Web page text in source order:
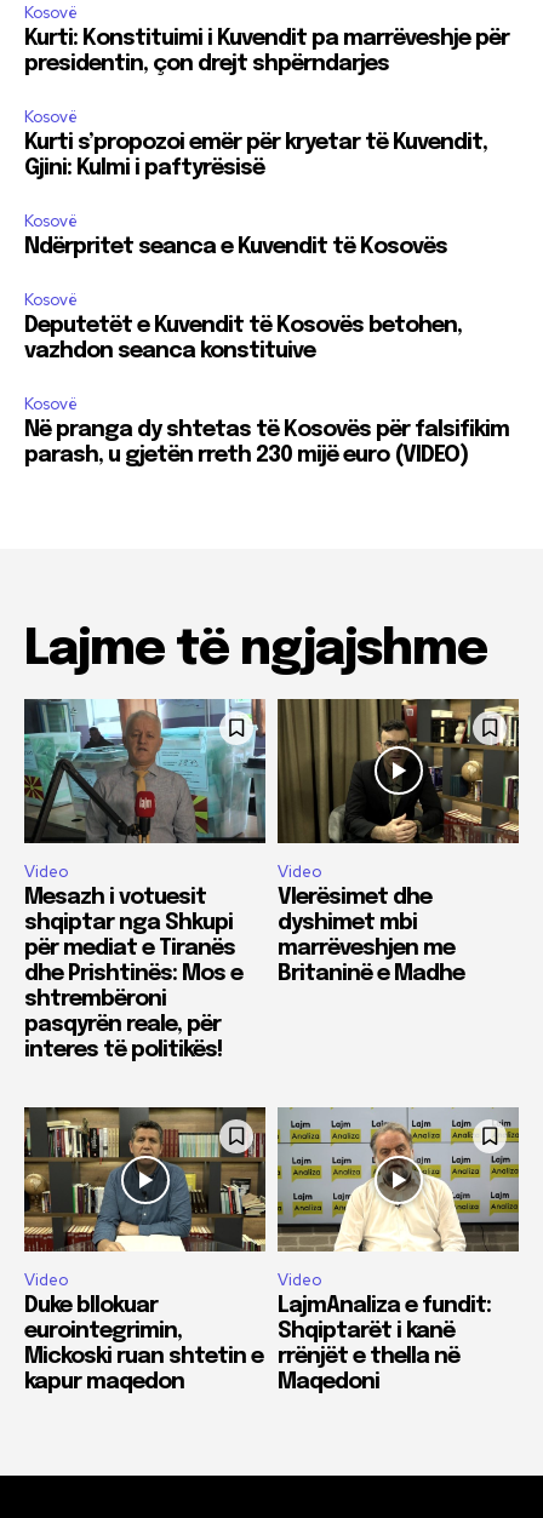
Kosovë
Kurti: Konstituimi i Kuvendit pa marrëveshje për
presidentin, çon drejt shpërndarjes
Kosovë
Kurti s’propozoi emër për kryetar të Kuvendit,
Gjini: Kulmi i paftyrësisë
Kosovë
Ndërpritet seanca e Kuvendit të Kosovës
Kosovë
Deputetët e Kuvendit të Kosovës betohen,
vazhdon seanca konstituive
Kosovë
Në pranga dy shtetas të Kosovës për falsifikim
parash, u gjetën rreth 230 mijë euro (VIDEO)
Lajme të ngjajshme
Video
Mesazh i votuesit
shqiptar nga Shkupi
për mediat e Tiranës
dhe Prishtinës: Mos e
shtrembëroni
pasqyrën reale, për
interes të politikës!
Video
Vlerësimet dhe
dyshimet mbi
marrëveshjen me
Britaninë e Madhe
Video
Duke bllokuar
eurointegrimin,
Mickoski ruan shtetin e
kapur maqedon
Video
LajmAnaliza e fundit:
Shqiptarët i kanë
rrënjët e thella në
Maqedoni